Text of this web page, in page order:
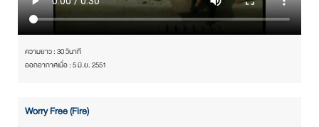
ความยาว : 30 วินาที
ออกอากาศเมื่อ : 5 มิ.ย. 2551
Worry Free (Fire)